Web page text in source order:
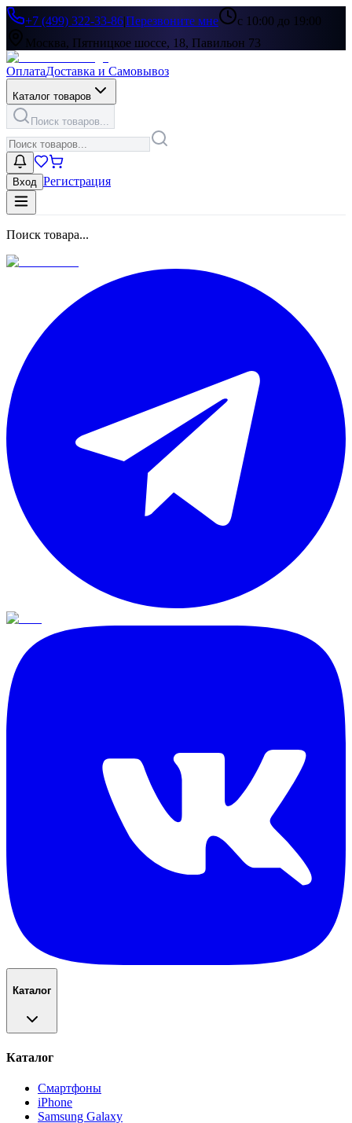
+7 (499) 322-33-86|Перезвоните мне
с 10:00 до 19:00
Москва, Пятницкое шоссе, 18, Павильон 73
ОплатаДоставка и Самовывоз
Каталог товаров
Поиск товаров...
Вход Регистрация
Поиск товара...
Каталог
Каталог
Смартфоны
iPhone
Samsung Galaxy